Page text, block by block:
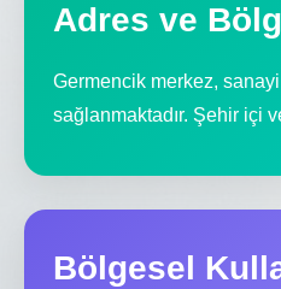
Adres ve
Germencik merkez,
sağlanmaktadır. Şehir içi
Bölgesel